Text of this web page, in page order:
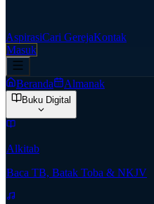
AspirasiCari GerejaKontak
Masuk
Beranda Almanak
Buku Digital
Alkitab
Baca TB, Batak Toba & NKJV